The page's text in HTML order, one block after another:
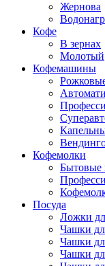
Жернова
Кофе
В зернах
Молотый
Кофемашины
Кофемолки
Бытовые
Посуда
Ложки
Чашки
Чашки
Чашки